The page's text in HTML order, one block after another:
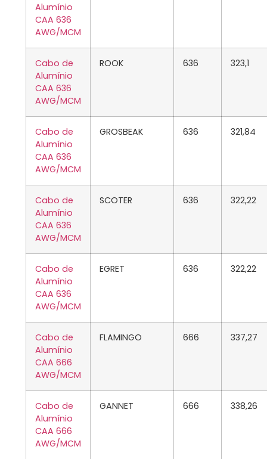
Alumínio
CAA 636
AWG/MCM
Cabo de
Alumínio
CAA 636
AWG/MCM
ROOK 636 323,1
Cabo de
Alumínio
CAA 636
AWG/MCM
GROSBEAK 636 321,84
Cabo de
Alumínio
CAA 636
AWG/MCM
SCOTER 636 322,22
Cabo de
Alumínio
CAA 636
AWG/MCM
EGRET 636 322,22
Cabo de
Alumínio
CAA 666
AWG/MCM
FLAMINGO 666 337,27
Cabo de
Alumínio
CAA 666
AWG/MCM
GANNET 666 338,26